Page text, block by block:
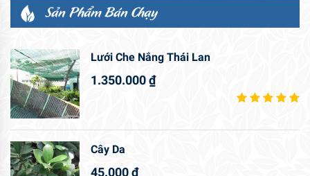
Sản Phẩm Bán Chạy
Lưới Che Nắng Thái Lan
1.350.000₫
Cây Da
45.000₫